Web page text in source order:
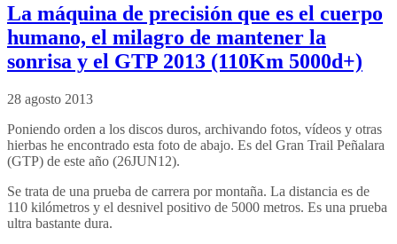
La máquina de precisión que es el cuerpo
humano, el milagro de mantener la
sonrisa y el GTP 2013 (110Km 5000d+)
28 agosto 2013
Poniendo orden a los discos duros, archivando fotos, vídeos y otras
hierbas he encontrado esta foto de abajo. Es del Gran Trail Peñalara
(GTP) de este año (26JUN12).
Se trata de una prueba de carrera por montaña. La distancia es de
110 kilómetros y el desnivel positivo de 5000 metros. Es una prueba
ultra bastante dura.